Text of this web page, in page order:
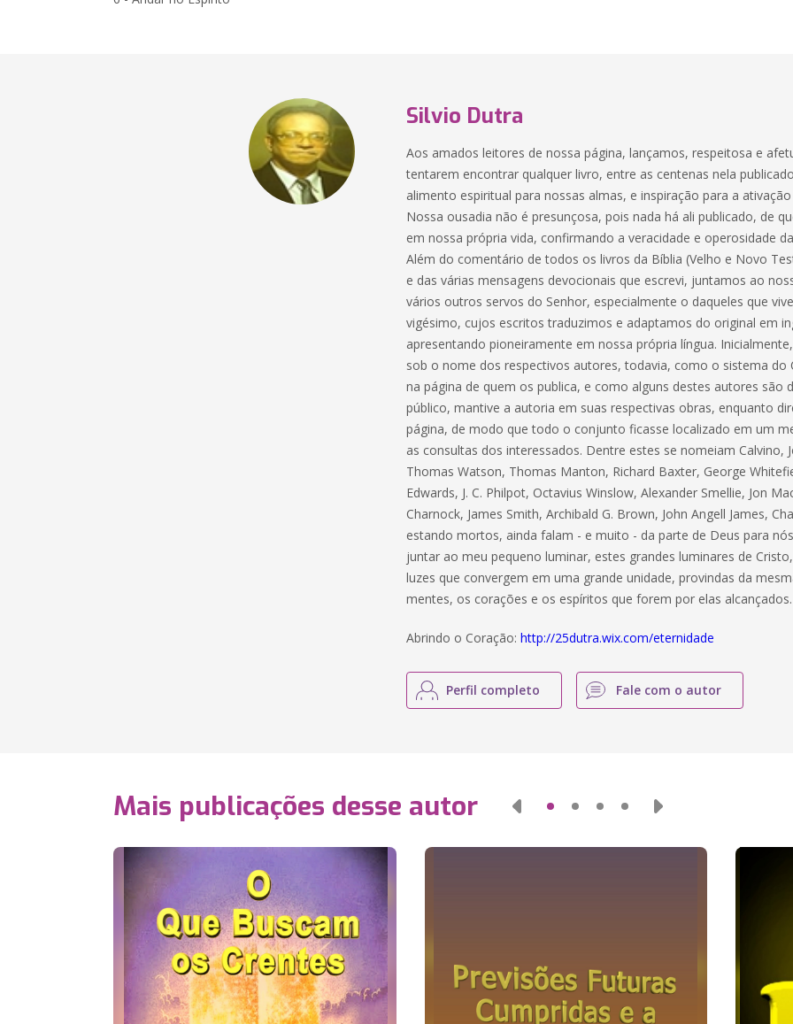
Silvio Dutra
Aos amados leitores de nossa página, lançamos, respeitosa e
tentarem encontrar qualquer livro, entre as centenas nela
alimento espiritual para nossas almas, e inspiração para a
Nossa ousadia não é presunçosa, pois nada há ali publicado, de
em nossa própria vida, confirmando a veracidade e operosidade
Além do comentário de todos os livros da Bíblia (Velho e Novo
e das várias mensagens devocionais que escrevi, juntamos ao
vários outros servos do Senhor, especialmente o daqueles que
vigésimo, cujos escritos traduzimos e adaptamos do original em
apresentando pioneiramente em nossa própria língua.
sob o nome dos respectivos autores, todavia, como o sistema do
na página de quem os publica, e como alguns destes autores são
público, mantive a autoria em suas respectivas obras, enquanto
página, de modo que todo o conjunto ficasse localizado em um
as consultas dos interessados. Dentre estes se nomeiam Calvino,
Thomas Watson, Thomas Manton, Richard Baxter, George
Edwards, J. C. Philpot, Octavius Winslow, Alexander Smellie, Jon
Charnock, James Smith, Archibald G. Brown, John Angell James,
estando mortos, ainda falam - e muito - da parte de Deus para
juntar ao meu pequeno luminar, estes grandes luminares de
luzes que convergem em uma grande unidade, provindas da
mentes, os corações e os espíritos que forem por elas alcançados.
Abrindo o Coração:http://25dutra.wix.com/eternidade
Perfil completo Fale com o autor
Mais publicações desse autor